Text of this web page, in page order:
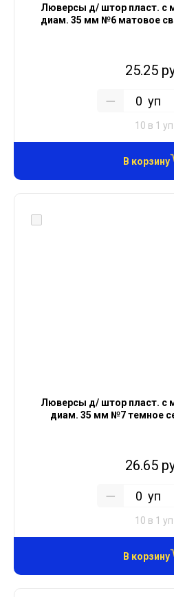
Люверсы д/ штор пласт. с
диам. 35 мм №6 матовое
25.25
уп
10 в 1 уп
В корзину
Люверсы д/ штор пласт. с
диам. 35 мм №7 темное
26.65
уп
10 в 1 уп
В корзину